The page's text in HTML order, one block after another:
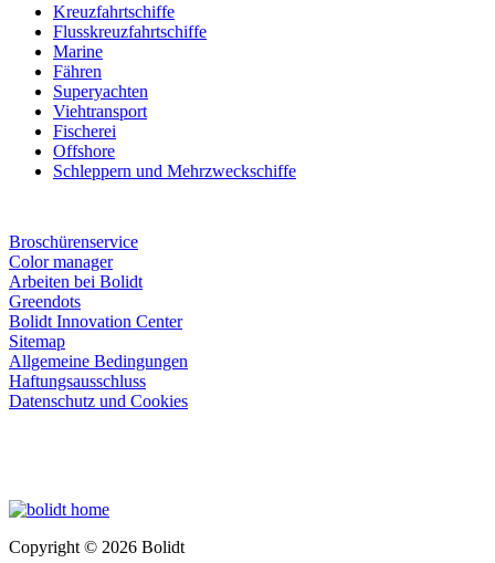
Kreuzfahrtschiffe
Flusskreuzfahrtschiffe
Marine
Fähren
Superyachten
Viehtransport
Fischerei
Offshore
Schleppern und Mehrzweckschiffe
Broschürenservice
Color manager
Arbeiten bei Bolidt
Greendots
Bolidt Innovation Center
Sitemap
Allgemeine Bedingungen
Haftungsausschluss
Datenschutz und Cookies
Copyright © 2026 Bolidt